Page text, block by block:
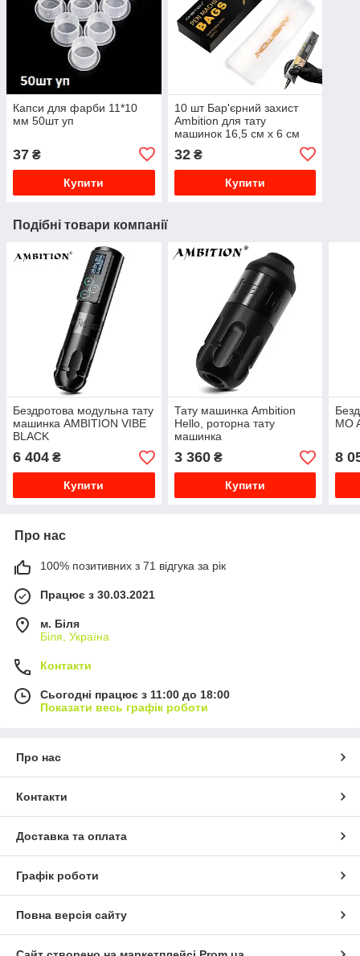
Капси для фарби 11*10
мм 50шт уп
37 ₴
Купити
10 шт Бар'єрний захист
Ambition для тату
машинок 16,5 см х 6 см
32₴
Купити
Подібні товари компанії
Бездротова модульна тату
машинка AMBITION VIBE
BLACK
6 404 ₴
Купити
Тату машинка Ambition
Hello, роторна тату
машинка
3 360₴
Купити
MO
8
Про нас
100% позитивних з 71 відгука за рік
Працює з 30.03.2021
м. Біля
Біля, Україна
Контакти
Сьогодні працює з 11:00 до 18:00
Показати весь графік роботи
Про нас
Контакти
Доставка та оплата
Графік роботи
Повна версія сайту